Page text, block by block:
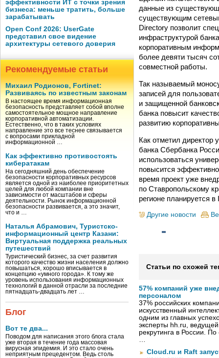
эффективности ИТ с точки зрения
бизнеса: меньше тратить, больше
зарабатывать
Open Conf 2026: UserGate
представил свое видение
архитектуры сетевого доверия
Рекомендуемые статьи
Михаил Родионов, Fortinet:
Развиваясь по известным законам
В настоящее время информационная
безопасность представляет собой вполне
самостоятельное мощное направление
корпоративной автоматизации.
Естественно, что в таких условиях
направление это все теснее связывается
с вопросами прикладной
информационной …
Как эффективно противостоять
кибератакам
На сегодняшний день обеспечение
безопасности корпоративных ресурсов
является одной из наиболее приоритетных
целей для любой компании вне
зависимости от масштабов и сферы
деятельности. Рынок информационной
безопасности развивается, а это значит,
что и …
Наталья Абрамович, Туристско-
информационный центр Казани:
Виртуальная поддержка реальных
путешествий
Туристический бизнес, за счет развития
которого качество жизни населения должно
повышаться, хорошо вписывается в
концепцию «умного города». К тому же
уровень использования информационных
технологий в данной отрасли за последние
пятнадцать-двадцать лет …
Блог
Вот те два...
Поводом для написания этого блога стала
уже вторая в течение года массовая
вирусная эпидемия. И это стало очень
неприятным прецедентом. Ведь столь
данные из
существующим
Directory позволит
инфраструктурой
корпоративным
более девяти тысяч
совместной работы.
Так называемый
записей для
и защищенной
банка повысит
развитию
Как отметил директор
банка Сбербанка
использоваться
повысится
время проект уже
по Ставропольскому
регионе планируется в
Другие новости
Статьи по схожей
57% компаний уже
персоналом
37% российских
искусственный
одним из главных
эксперты hh.ru,
рекрутинга в России.
…
Cloud.ru и Raft